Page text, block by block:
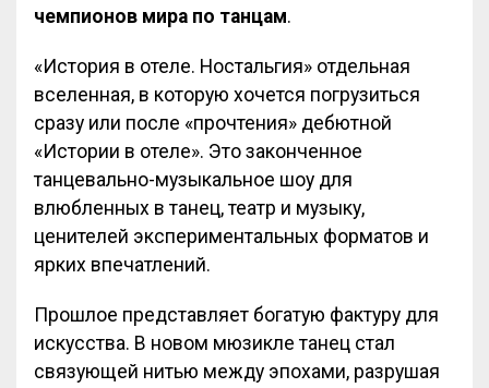
чемпионов мира по танцам.
«История в отеле. Ностальгия» отдельная
вселенная, в которую хочется погрузиться
сразу или после «прочтения» дебютной
«Истории в отеле». Это законченное
танцевально-музыкальное шоу для
влюбленных в танец, театр и музыку,
ценителей экспериментальных форматов и
ярких впечатлений.
Прошлое представляет богатую фактуру для
искусства. В новом мюзикле танец стал
связующей нитью между эпохами, разрушая